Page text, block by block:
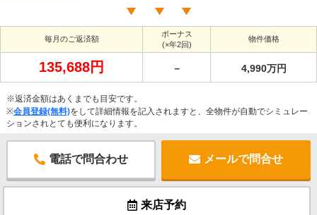
毎月のご返済額
ボーナス
(×年2回)
物件価格
135,688円 － 4,990万円
※返済金額はあくまでも目安です。
※会員登録(無料)をして詳細情報を記入されますと、全物件が自動でシミュレー
ションされとても便利になります。
電話で問合わせ メールで問合せ
来店予約